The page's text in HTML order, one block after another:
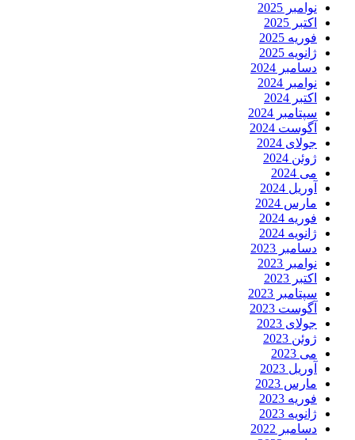
نوامبر 2025
اکتبر 2025
فوریه 2025
ژانویه 2025
دسامبر 2024
نوامبر 2024
اکتبر 2024
سپتامبر 2024
آگوست 2024
جولای 2024
ژوئن 2024
می 2024
آوریل 2024
مارس 2024
فوریه 2024
ژانویه 2024
دسامبر 2023
نوامبر 2023
اکتبر 2023
سپتامبر 2023
آگوست 2023
جولای 2023
ژوئن 2023
می 2023
آوریل 2023
مارس 2023
فوریه 2023
ژانویه 2023
دسامبر 2022